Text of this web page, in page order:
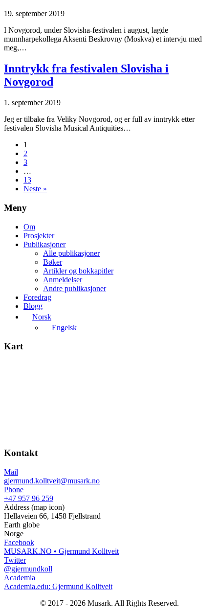
19. september 2019
I Novgorod, under Slovisha-festivalen i august, lagde
munnharpekollega Aksenti Beskrovny (Moskva) et intervju med
meg,…
Inntrykk fra festivalen Slovisha i
Novgorod
1. september 2019
Jeg er tilbake fra Veliky Novgorod, og er full av inntrykk etter
festivalen Slovisha Musical Antiquities…
1
2
3
…
13
Neste »
Meny
Om
Prosjekter
Publikasjoner
Alle publikasjoner
Bøker
Artikler og bokkapitler
Anmeldelser
Andre publikasjoner
Foredrag
Blogg
Norsk
Engelsk
Kart
Kontakt
Mail
gjermund.kolltveit@musark.no
Phone
+47 957 96 259
Address (map icon)
Hellaveien 66, 1458 Fjellstrand
Earth globe
Norge
Facebook
MUSARK.NO • Gjermund Kolltveit
Twitter
@gjermundkoll
Academia
Academia.edu: Gjermund Kolltveit
© 2017 - 2026 Musark. All Rights Reserved.